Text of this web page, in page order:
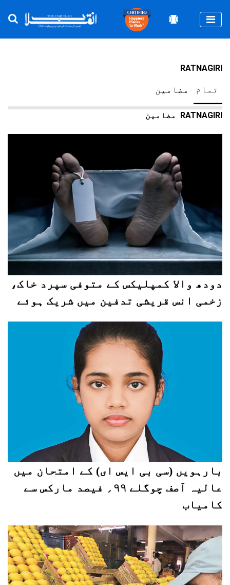
RATNAGIRI
مضامین تمام
RATNAGIRI
دودھ والا کمپلیکس کے متوفی سپرد خاک،
زخمی انس قریشی تدفین میں شریک ہوئے
بارہویں (سی بی ایس ای) کے امتحان میں
عالیہ آصف چوگلے ۹۹؍ فیصد مارکس سے
کامیاب